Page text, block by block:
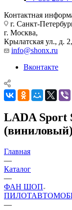
Контактная
г. Санкт-
г. Москва,
Крылатская ул., д.
info@shonx.ru
Вконтакте
LADA Sport
Главная
—
Каталог
—
ФАН ШОП
ПИЛОТ
—